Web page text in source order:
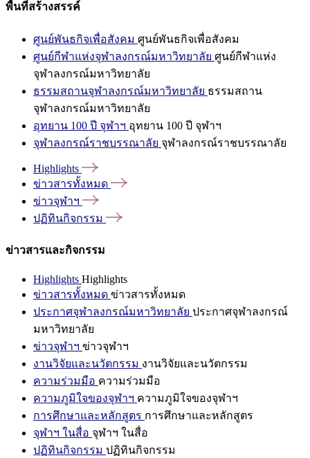
พื้นที่สร้างสรรค์
ศูนย์พันธกิจเพื่อสังคม ศูนย์พันธกิจเพื่อสังคม
ศูนย์กีฬาแห่งจุฬาลงกรณ์มหาวิทยาลัย ศูนย์กีฬาแห่ง
จุฬาลงกรณ์มหาวิทยาลัย
ธรรมสถานจุฬาลงกรณ์มหาวิทยาลัย ธรรมสถาน
จุฬาลงกรณ์มหาวิทยาลัย
อุทยาน 100 ปี จุฬาฯ อุทยาน 100 ปี จุฬาฯ
จุฬาลงกรณ์ราชบรรณาลัย จุฬาลงกรณ์ราชบรรณาลัย
Highlights
ข่าวสารทั้งหมด
ข่าวจุฬาฯ
ปฏิทินกิจกรรม
ข่าวสารและกิจกรรม
Highlights Highlights
ข่าวสารทั้งหมด ข่าวสารทั้งหมด
ประกาศจุฬาลงกรณ์มหาวิทยาลัย ประกาศจุฬาลงกรณ์
มหาวิทยาลัย
ข่าวจุฬาฯ ข่าวจุฬาฯ
งานวิจัยและนวัตกรรม งานวิจัยและนวัตกรรม
ความร่วมมือ ความร่วมมือ
ความภูมิใจของจุฬาฯ ความภูมิใจของจุฬาฯ
การศึกษาและหลักสูตร การศึกษาและหลักสูตร
จุฬาฯ ในสื่อ จุฬาฯ ในสื่อ
ปฏิทินกิจกรรม ปฏิทินกิจกรรม